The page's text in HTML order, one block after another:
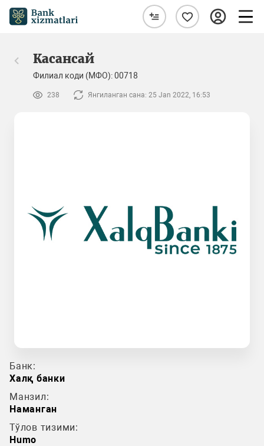
Касансай
Филиал коди (МФО): 00718
238 Янгиланган сана: 25 Jan 2022, 16:53
Банк:
Халқ банки
Манзил:
Наманган
Тўлов тизими:
Humo